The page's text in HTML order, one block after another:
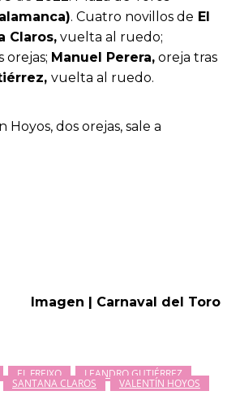
. Cuatro novillos de El
Claros, vuelta al ruedo;
orejas; Manuel Perera, oreja tras
vuelta al ruedo.
Hoyos, dos orejas, sale a
Imagen | Carnaval del Toro
EL FREIXO LEANDRO GUTIÉRREZ
SANTANA CLAROS VALENTÍN HOYOS